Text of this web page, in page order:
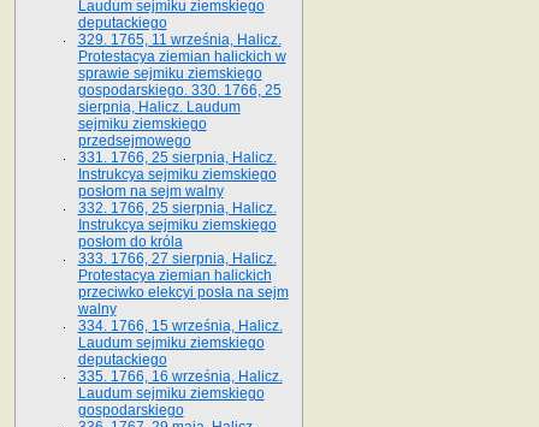
Laudum sejmiku ziemskiego
deputackiego
329. 1765, 11 września, Halicz.
Protestacya ziemian halickich w
sprawie sejmiku ziemskiego
gospodarskiego. 330. 1766, 25
sierpnia, Halicz. Laudum
sejmiku ziemskiego
przedsejmowego
331. 1766, 25 sierpnia, Halicz.
Instrukcya sejmiku ziemskiego
posłom na sejm walny
332. 1766, 25 sierpnia, Halicz.
Instrukcya sejmiku ziemskiego
posłom do króla
333. 1766, 27 sierpnia, Halicz.
Protestacya ziemian halickich
przeciwko elekcyi posła na sejm
walny
334. 1766, 15 września, Halicz.
Laudum sejmiku ziemskiego
deputackiego
335. 1766, 16 września, Halicz.
Laudum sejmiku ziemskiego
gospodarskiego